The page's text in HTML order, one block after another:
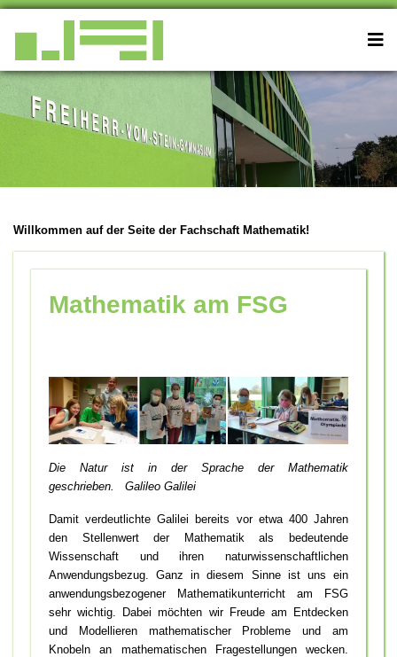
Willkommen auf der Seite der Fachschaft Mathematik!
Mathematik am FSG
Die Natur ist in der Sprache der Mathematik
geschrieben. Galileo Galilei
Damit verdeutlichte Galilei bereits vor etwa 400 Jahren
den Stellenwert der Mathematik als bedeutende
Wissenschaft und ihren naturwissenschaftlichen
Anwendungsbezug. Ganz in diesem Sinne ist uns ein
anwendungsbezogener Mathematikunterricht am FSG
sehr wichtig. Dabei möchten wir Freude am Entdecken
und Modellieren mathematischer Probleme und am
Knobeln an mathematischen Fragestellungen wecken.